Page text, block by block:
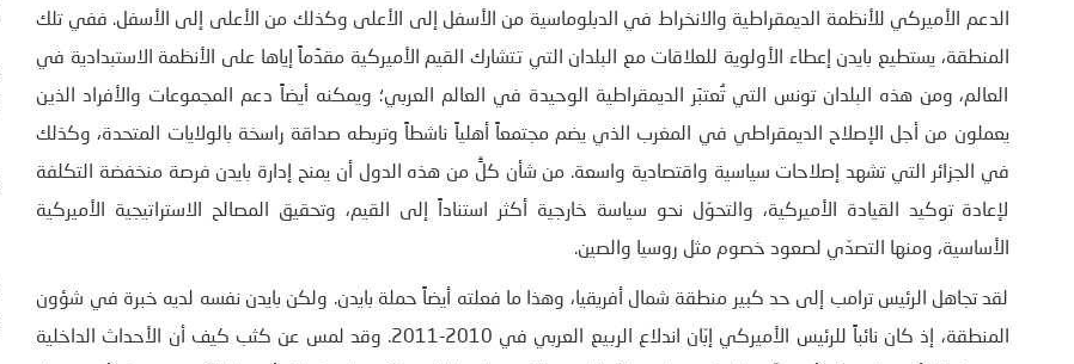
الدعم الأميركي للأنظمة الديمقراطية والانخراط في الدبلوماسية من الأسفل إلى الأعلى وكذلك من الأعلى إلى الأسفل. ففي تلك
المنطقة، يستطيع بايدن إعطاء الأولوية للعلاقات مع البلدان التي تتشارك القيم الأميركية مقدِّماً إياها على الأنظمة الاستبدادية في
العالم، ومن هذه البلدان تونس التي تُعتبَر الديمقراطية الوحيدة في العالم العربي؛ ويمكنه أيضاً دعم المجموعات والأفراد الذين
يعملون من أجل الإصلاح الديمقراطي في المغرب الذي يضم مجتمعاً أهلياً ناشطاً وتربطه صداقة راسخة بالولايات المتحدة، وكذلك
في الجزائر التي تشهد إصلاحات سياسية واقتصادية واسعة. من شأن كلٍّ من هذه الدول أن يمنح إدارة بايدن فرصة منخفضة التكلفة
لإعادة توكيد القيادة الأميركية، والتحوّل نحو سياسة خارجية أكثر استناداً إلى القيم، وتحقيق المصالح الاستراتيجية الأميركية
الأساسية، ومنها التصدّي لصعود خصوم مثل روسيا والصين.
لقد تجاهل الرئيس ترامب إلى حد كبير منطقة شمال أفريقيا، وهذا ما فعلته أيضاً حملة بايدن. ولكن بايدن نفسه لديه خبرة في شؤون
المنطقة، إذ كان نائباً للرئيس الأميركي إبّان اندلاع الربيع العربي في 2010-2011. وقد لمس عن كثب كيف أن الأحداث الداخلية